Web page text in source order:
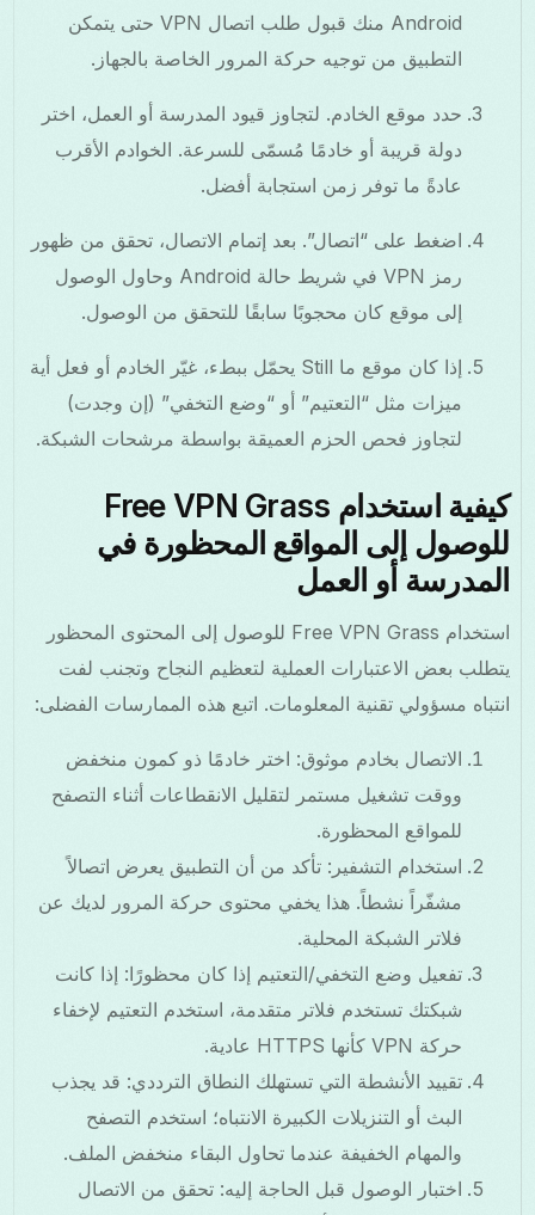
Android منك قبول طلب اتصال VPN حتى يتمكن
التطبيق من توجيه حركة المرور الخاصة بالجهاز.
حدد موقع الخادم. لتجاوز قيود المدرسة أو العمل، اختر
دولة قريبة أو خادمًا مُسمّى للسرعة. الخوادم الأقرب
عادةً ما توفر زمن استجابة أفضل.
اضغط على “اتصال”. بعد إتمام الاتصال، تحقق من ظهور
رمز VPN في شريط حالة Android وحاول الوصول
إلى موقع كان محجوبًا سابقًا للتحقق من الوصول.
إذا كان موقع ما Still يحمّل ببطء، غيّر الخادم أو فعل أية
ميزات مثل “التعتيم” أو “وضع التخفي” (إن وجدت)
لتجاوز فحص الحزم العميقة بواسطة مرشحات الشبكة.
كيفية استخدام Free VPN Grass
للوصول إلى المواقع المحظورة في
المدرسة أو العمل
استخدام Free VPN Grass للوصول إلى المحتوى المحظور
يتطلب بعض الاعتبارات العملية لتعظيم النجاح وتجنب لفت
انتباه مسؤولي تقنية المعلومات. اتبع هذه الممارسات الفضلى:
الاتصال بخادم موثوق: اختر خادمًا ذو كمون منخفض
ووقت تشغيل مستمر لتقليل الانقطاعات أثناء التصفح
للمواقع المحظورة.
استخدام التشفير: تأكد من أن التطبيق يعرض اتصالاً
مشفّراً نشطاً. هذا يخفي محتوى حركة المرور لديك عن
فلاتر الشبكة المحلية.
تفعيل وضع التخفي/التعتيم إذا كان محظورًا: إذا كانت
شبكتك تستخدم فلاتر متقدمة، استخدم التعتيم لإخفاء
حركة VPN كأنها HTTPS عادية.
تقييد الأنشطة التي تستهلك النطاق الترددي: قد يجذب
البث أو التنزيلات الكبيرة الانتباه؛ استخدم التصفح
والمهام الخفيفة عندما تحاول البقاء منخفض الملف.
اختبار الوصول قبل الحاجة إليه: تحقق من الاتصال